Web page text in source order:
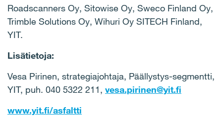
Roadscanners Oy, Sitowise Oy, Sweco Finland Oy,
Trimble Solutions Oy, Wihuri Oy SITECH Finland,
YIT.
Lisätietoja:
Vesa Pirinen, strategiajohtaja, Päällystys-segmentti,
YIT, puh. 040 5322 211, vesa.pirinen@yit.fi
www.yit.fi/asfaltti